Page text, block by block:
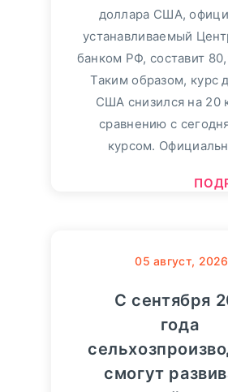
доллара США,
устанавливаемый
банком РФ, составит
Таким образом, курс
США снизился на 20
сравнению с
курсом.
05 август, 2026
С сентября
года
смогут